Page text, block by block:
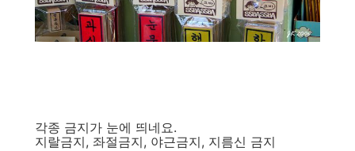
각종 금지가 눈에 띄네요.
지랄금지, 좌절금지, 야근금지, 지름신 금지